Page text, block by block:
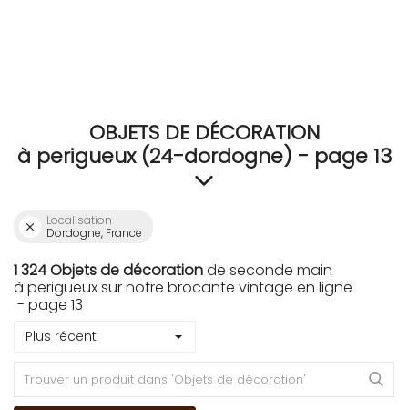
OBJETS DE DÉCORATION
à perigueux (24-dordogne) - page 13
Localisation
Dordogne, France
1 324 Objets de décorationde seconde main
à perigueux sur notre brocante vintage en ligne
- page 13
Plus récent